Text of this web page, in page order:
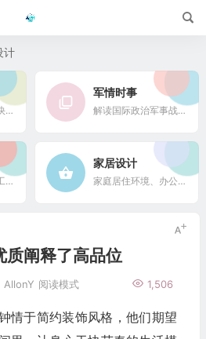
计
时刻的新闻热点，快速了解它们的最新进展
军情时事
解读国际政治军事战略格局
摄影爱好者、摄影工作者及摄影行业信息
家居设计
家庭居住环境、办公场所、公共空间陈设风格以设计搭配
质阐释了高品位
AllonY 1,506
阅读模式
情于简约装饰风格，他们期望